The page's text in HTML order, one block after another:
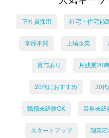
正社員採用 社宅・住宅補
学歴不問 上場企業
賞与あり 月残業20
20代におすすめ 30代
職種未経験OK 業界未経
スタートアップ 副業応